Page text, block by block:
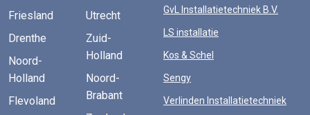
Friesland
Drenthe
Noord-
Holland
Flevoland
Utrecht
Zuid-
Holland
Noord-
Brabant
GvL Installatietechniek B.V.
LS installatie
Kos & Schel
Sengy
Verlinden Installatietechniek